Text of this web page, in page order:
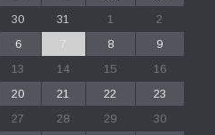
30 31 1
2
6 7 8
9
13 14 15
16
20 21 22
23
27 28 29
30